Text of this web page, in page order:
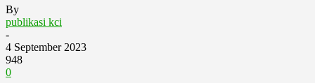
By
publikasi kci
-
4 September 2023
948
0